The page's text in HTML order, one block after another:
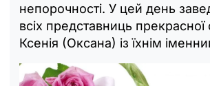
непорочності. У цей день
всіх представниць прекрасної
Ксенія (Оксана) із їхнім